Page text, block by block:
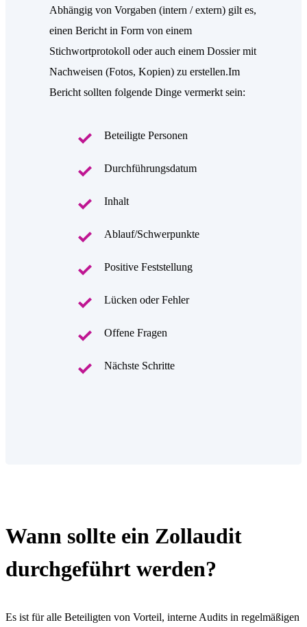
Abhängig von Vorgaben (intern / extern) gilt es,
einen Bericht in Form von einem
Stichwortprotokoll oder auch einem Dossier mit
Nachweisen (Fotos, Kopien) zu erstellen.Im
Bericht sollten folgende Dinge vermerkt sein:
Beteiligte Personen
Durchführungsdatum
Inhalt
Ablauf/Schwerpunkte
Positive Feststellung
Lücken oder Fehler
Offene Fragen
Nächste Schritte
Wann sollte ein Zollaudit
durchgeführt werden?
Es ist für alle Beteiligten von Vorteil, interne Audits in regelmäßigen